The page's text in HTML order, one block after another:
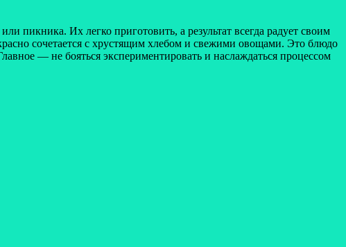
пикника. Их легко приготовить, а результат всегда радует своим
сочетается с хрустящим хлебом и свежими овощами. Это блюдо
— не бояться экспериментировать и наслаждаться процессом